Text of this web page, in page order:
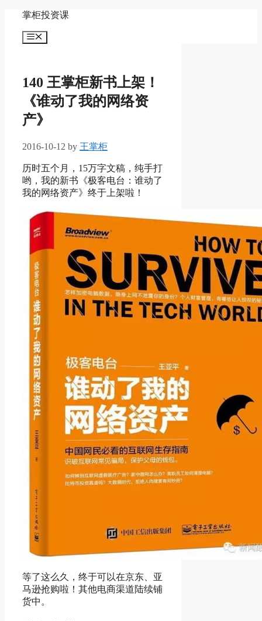
content
掌柜投资课
Menu
140 王掌柜新书上架！
《谁动了我的网络资
产》
2016-10-12 by 王掌柜
历时五个月，15万字文稿，纯手打
哟，我的新书《极客电台：谁动了
我的网络资产》终于上架啦！
等了这么久，终于可以在京东、亚
马逊抢购啦！其他电商渠道陆续铺
货中。